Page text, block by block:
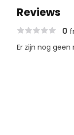
Reviews
0
Er zijn nog